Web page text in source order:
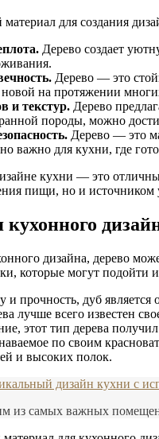
для создания
Дерево создает
Дерево — это
новой на протяжении
и текстур. Дерево
породы, можно
Дерево — это
важно для кухни, где
кухни — это
пищи, но и источником
дизайна, дерево
которые могут подойти
и прочность, дуб
лучше всего известен
этот тип дерева
по своим
и высоких полок.
дизайн кухни с
из самых важных